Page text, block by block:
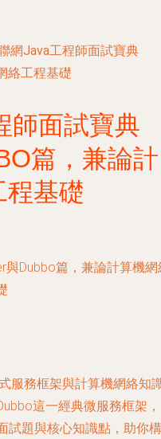
網Java工程師面試寶典
絡工程基礎
師面試寶典
篇，兼論計
程基礎
服務框架與計算機網絡知
這一經典微服務框架
試題與核心知識點，助你構